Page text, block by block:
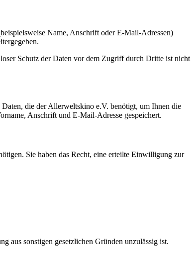
Name, Anschrift oder E-Mail-Adressen)
Schutz der Daten vor dem Zugriff durch Dritte ist nicht
die der Allerweltskino e.V. benötigt, um Ihnen die
Anschrift und E-Mail-Adresse gespeichert.
Sie haben das Recht, eine erteilte Einwilligung zur
aus sonstigen gesetzlichen Gründen unzulässig ist.